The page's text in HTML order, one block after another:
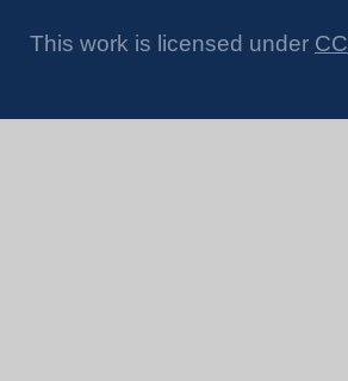
This work is licensed under